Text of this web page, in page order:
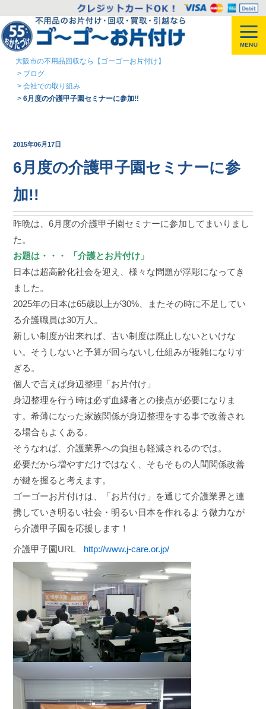
大阪市の不用品回収なら【ゴーゴーお片付け】
> ブログ
>会社での取り組み
>6月度の介護甲子園セミナーに参加!!
2015年06月17日
6月度の介護甲子園セミナーに参
加!!
昨晩は、6月度の介護甲子園セミナーに参加してまいりまし
た。
お題は・・・ 「介護とお片付け」
日本は超高齢化社会を迎え、様々な問題が浮彫になってき
ました。
2025年の日本は65歳以上が30%、またその時に不足してい
る介護職員は30万人。
新しい制度が出来れば、古い制度は廃止しないといけな
い。そうしないと予算が回らないし仕組みが複雑になりす
ぎる。
個人で言えば身辺整理「お片付け」
身辺整理を行う時は必ず血縁者との接点が必要になりま
す。希薄になった家族関係が身辺整理をする事で改善され
る場合もよくある。
そうなれば、介護業界への負担も軽減されるのでは。
必要だから増やすだけではなく、そもそもの人間関係改善
が鍵を握ると考えます。
ゴーゴーお片付けは、「お片付け」を通じて介護業界と連
携していき明るい社会・明るい日本を作れるよう微力なが
ら介護甲子園を応援します！
介護甲子園URL http://www.j-care.or.jp/